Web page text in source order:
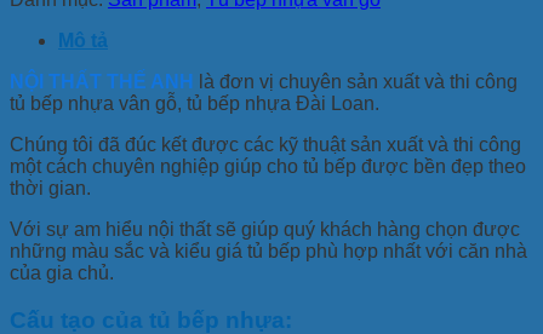
Mô tả
NỘI THẤT THẾ ANH
là đơn vị chuyên sản xuất và thi công
tủ bếp nhựa vân gỗ, tủ bếp nhựa Đài Loan.
Chúng tôi đã đúc kết được các kỹ thuật sản xuất và thi công
một cách chuyên nghiệp giúp cho tủ bếp được bền đẹp theo
thời gian.
Với sự am hiểu nội thất sẽ giúp quý khách hàng chọn được
những màu sắc và kiểu giá tủ bếp phù hợp nhất với căn nhà
của gia chủ.
Cấu tạo của tủ bếp nhựa: